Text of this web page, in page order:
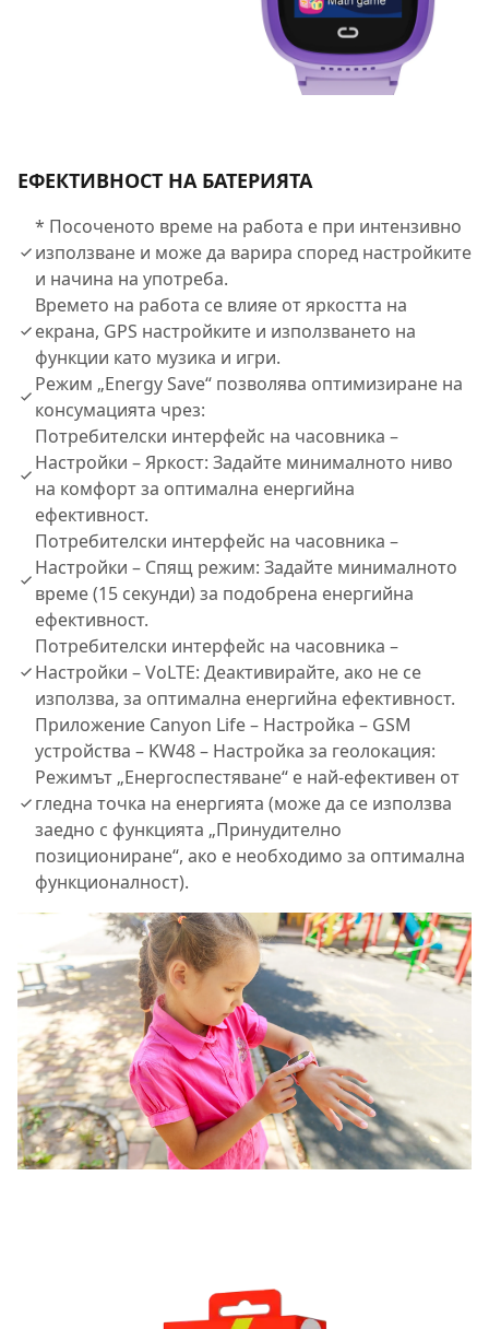
ЕФЕКТИВНОСТ НА БАТЕРИЯТА
* Посоченото време на работа е при интензивно
използване и може да варира според настройките
и начина на употреба.
Времето на работа се влияе от яркостта на
екрана, GPS настройките и използването на
функции като музика и игри.
Режим „Energy Save“ позволява оптимизиране на
консумацията чрез:
Потребителски интерфейс на часовника –
Настройки – Яркост: Задайте минималното ниво
на комфорт за оптимална енергийна
ефективност.
Потребителски интерфейс на часовника –
Настройки – Спящ режим: Задайте минималното
време (15 секунди) за подобрена енергийна
ефективност.
Потребителски интерфейс на часовника –
Настройки – VoLTE: Деактивирайте, ако не се
използва, за оптимална енергийна ефективност.
Приложение Canyon Life – Настройка – GSM
устройства – KW48 – Настройка за геолокация:
Режимът „Енергоспестяване“ е най-ефективен от
гледна точка на енергията (може да се използва
заедно с функцията „Принудително
позициониране“, ако е необходимо за оптимална
функционалност).